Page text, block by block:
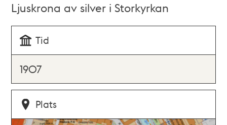
Ljuskrona av silver i Storkyrkan
Tid
1907
Plats